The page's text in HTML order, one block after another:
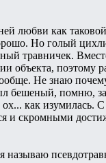
любви как
Но голый
травничек.
объекта, поэтому
Не знаю
бешеный, помню,
как изумилась.
и скромными